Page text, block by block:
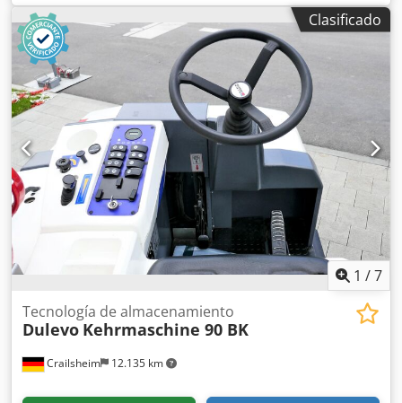
Motorización: diésel. Año de fabricación: 2015.
Clasificado
1 /7
Crailsheim 12.135 km
Tecnología de almacenamiento
Dulevo Kehrmaschine 90 BK